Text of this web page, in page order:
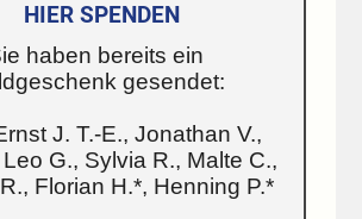
HIER SPENDEN
haben bereits ein
gesendet:
J. T.-E., Jonathan V.,
G., Sylvia R., Malte C.,
Florian H.*, Henning P.*